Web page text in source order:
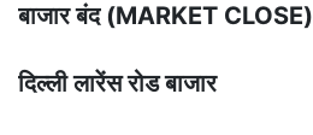
बाजार बंद (MARKET CLOSE)
दिल्ली लारेंस रोड बाजार